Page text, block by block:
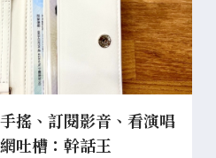
搖、訂閱影音、看演唱
吐槽：幹話王